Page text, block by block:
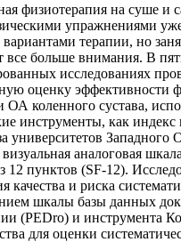
физиотерапия на суше и
упражнениями
терапии, но
все больше внимания. В
исследованиях
оценку эффективности
ОА коленного сустава,
инструменты, как
университетов
аналоговая
12 пунктов (SF-12).
качества и риска
шкалы базы данных
(PEDro) и инструмента
для оценки